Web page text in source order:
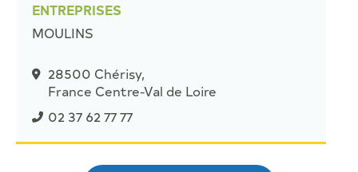
ENTREPRISES
MOULINS
28500 Chérisy,
France Centre-Val de Loire
02 37 62 77 77